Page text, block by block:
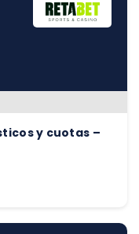
y cuotas –